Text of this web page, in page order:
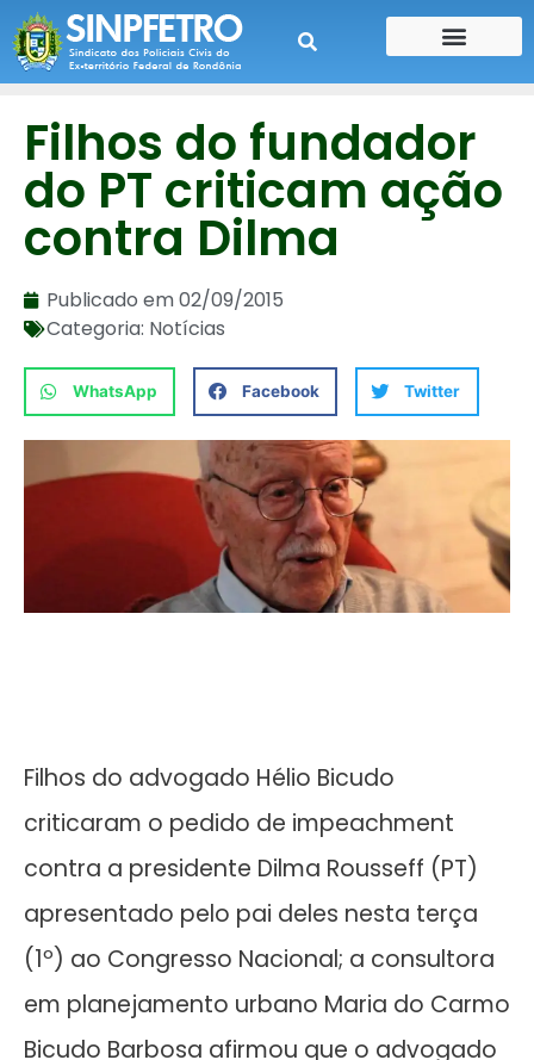
Filhos do fundador
do PT criticam ação
contra Dilma
Publicado em02/09/2015
Categoria: Notícias
WhatsApp Facebook Twitter
Filhos do advogado Hélio Bicudo
criticaram o pedido de impeachment
contra a presidente Dilma Rousseff (PT)
apresentado pelo pai deles nesta terça
(1º) ao Congresso Nacional; a consultora
em planejamento urbano Maria do Carmo
Bicudo Barbosa afirmou que o advogado